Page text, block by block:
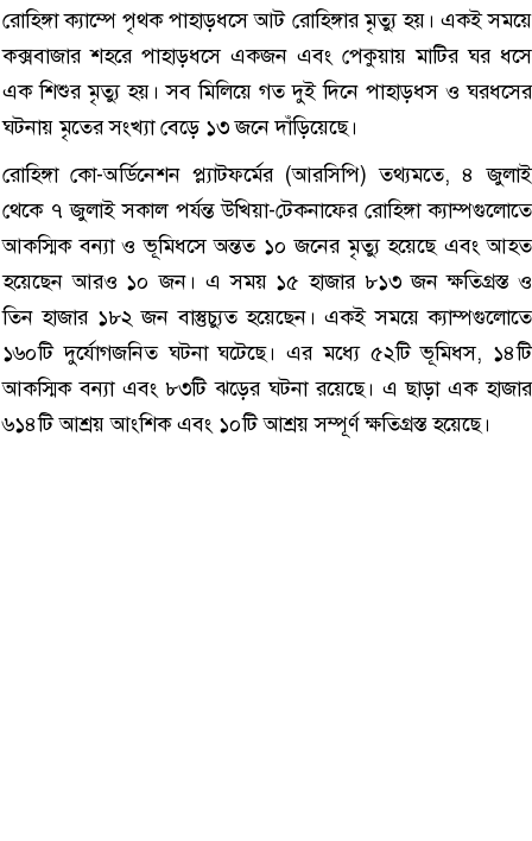
রোহিঙ্গা ক্যাম্পে পৃথক পাহাড়ধসে আট রোহিঙ্গার মৃত্যু হয়। একই সময়ে
কক্সবাজার শহরে পাহাড়ধসে একজন এবং পেকুয়ায় মাটির ঘর ধসে
এক শিশুর মৃত্যু হয়। সব মিলিয়ে গত দুই দিনে পাহাড়ধস ও ঘরধসের
ঘটনায় মৃতের সংখ্যা বেড়ে ১৩ জনে দাঁড়িয়েছে।
রোহিঙ্গা কো-অর্ডিনেশন প্ল্যাটফর্মের (আরসিপি) তথ্যমতে, ৪ জুলাই
থেকে ৭ জুলাই সকাল পর্যন্ত উখিয়া-টেকনাফের রোহিঙ্গা ক্যাম্পগুলোতে
আকস্মিক বন্যা ও ভূমিধসে অন্তত ১০ জনের মৃত্যু হয়েছে এবং আহত
হয়েছেন আরও ১০ জন। এ সময় ১৫ হাজার ৮১৩ জন ক্ষতিগ্রস্ত ও
তিন হাজার ১৮২ জন বাস্তুচ্যুত হয়েছেন। একই সময়ে ক্যাম্পগুলোতে
১৬০টি দুর্যোগজনিত ঘটনা ঘটেছে। এর মধ্যে ৫২টি ভূমিধস, ১৪টি
আকস্মিক বন্যা এবং ৮৩টি ঝড়ের ঘটনা রয়েছে। এ ছাড়া এক হাজার
৬১৪টি আশ্রয় আংশিক এবং ১০টি আশ্রয় সম্পূর্ণ ক্ষতিগ্রস্ত হয়েছে।